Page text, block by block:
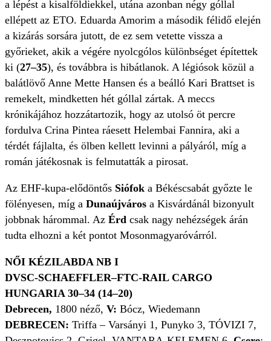
a lépést a kisalföldiekkel, utána azonban négy góllal
ellépett az ETO. Eduarda Amorim a második félidő elején
a kizárás sorsára jutott, de ez sem vetette vissza a
győrieket, akik a végére nyolcgólos különbséget építettek
ki (27–35), és továbbra is hibátlanok. A légiósok közül a
balátlövő Anne Mette Hansen és a beálló Kari Brattset is
remekelt, mindketten hét góllal zártak. A meccs
krónikájához hozzátartozik, hogy az utolsó öt percre
fordulva Crina Pintea ráesett Helembai Fannira, aki a
térdét fájlalta, és ölben kellett levinni a pályáról, míg a
román játékosnak is felmutatták a pirosat.
Az EHF-kupa-elődöntős Siófok a Békéscsabát győzte le
fölényesen, míg a Dunaújváros a Kisvárdánál bizonyult
jobbnak hárommal. Az Érd csak nagy nehézségek árán
tudta elhozni a két pontot Mosonmagyaróvárról.
NŐI KÉZILABDA NB I
DVSC-SCHAEFFLER–FTC-RAIL CARGO
HUNGARIA 30–34 (14–20)
Debrecen, 1800 néző, V: Bócz, Wiedemann
DEBRECEN: Triffa – Varsányi 1, Punyko 3, TÓVIZI 7,